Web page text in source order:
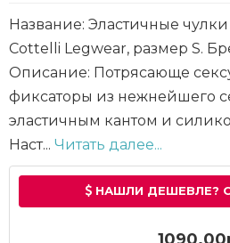
Название: Эластичные
Cottelli Legwear, размер S.
Описание: Потрясающе
фиксаторы из нежнейшего
эластичным кантом и
Наст... Читать далее...
НАШЛИ ДЕШЕВЛЕ?